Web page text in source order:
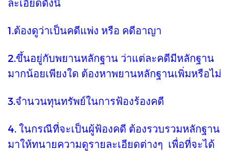
ละเอียดดังนี้
1.ต้องดูว่าเป็นคดีแพ่ง หรือ คดีอาญา
2.ขึ้นอยู่กับพยานหลักฐาน ว่าแต่ละคดีมีหลักฐาน
มากน้อยเพียงใด ต้องหาพยานหลักฐานเพิ่มหรือไม่
3.จำนวนทุนทรัพย์ในการฟ้องร้องคดี
4. ในกรณีที่จะเป็นผู้ฟ้องคดี ต้องรวบรวมหลักฐาน
มาให้ทนายความดูรายละเอียดต่างๆ เพื่อที่จะได้